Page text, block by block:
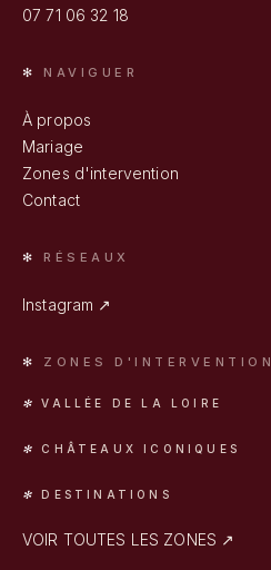
07 71 06 32 18
NAVIGUER
À propos
Mariage
Zones d'intervention
Contact
RÉSEAUX
Instagram ↗
ZONES D'INTERVENTION
VALLÉE DE LA LOIRE
Orléans
CHÂTEAUX ICONIQUES
Vaux-le-Vicomte
DESTINATIONS
VOIR TOUTES LES ZONES ↗